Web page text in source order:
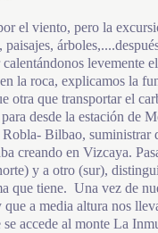
el viento, pero la
levemente
la roca, explicamos la
que transportar el
desde la estación de
Bilbao, suministrar
creando en Vizcaya.
y a otro (sur),
que tiene. Una vez de
a media altura nos
accede al monte La